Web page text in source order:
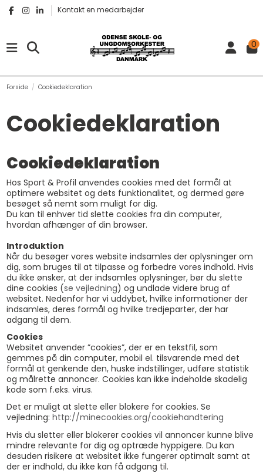
Kontakt en medarbejder
0
Forside Cookiedeklaration
Cookiedeklaration
Cookiedeklaration
Hos Sport & Profil anvendes cookies med det formål at
optimere websitet og dets funktionalitet, og dermed gøre
besøget så nemt som muligt for dig.
Du kan til enhver tid slette cookies fra din computer,
hvordan afhænger af din browser.
Introduktion
Når du besøger vores website indsamles der oplysninger om
dig, som bruges til at tilpasse og forbedre vores indhold. Hvis
du ikke ønsker, at der indsamles oplysninger, bør du slette
dine cookies (se vejledning) og undlade videre brug af
websitet. Nedenfor har vi uddybet, hvilke informationer der
indsamles, deres formål og hvilke tredjeparter, der har
adgang til dem.
Cookies
Websitet anvender ”cookies”, der er en tekstfil, som
gemmes på din computer, mobil el. tilsvarende med det
formål at genkende den, huske indstillinger, udføre statistik
og målrette annoncer. Cookies kan ikke indeholde skadelig
kode som f.eks. virus.
Det er muligt at slette eller blokere for cookies. Se
vejledning: http://minecookies.org/cookiehandtering
Hvis du sletter eller blokerer cookies vil annoncer kunne blive
mindre relevante for dig og optræde hyppigere. Du kan
desuden risikere at websitet ikke fungerer optimalt samt at
der er indhold, du ikke kan få adgang til.